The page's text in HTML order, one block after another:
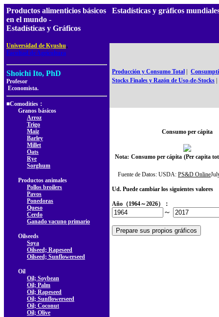
Productos alimenticios básicos
en el mundo -
Estadísticas y Gráficos
Universidad de Kyushu,
Facultad de Agricultura
Shoichi Ito, PhD
Profesor
Economista.
■Comodities：
Granos básicos
Arroz
Trigo
Maíz
Barley
Millet
Oats
Rye
Sorghum
Productos animales
Pollos broilers
Pavos
Ponedoras
Queso
Cerdo
Ganado vacuno primario
Oilseeds
Soya
Oilseed; Rapeseed
Oilseed; Sunflowerseed
Oil
Oil; Soybean
Oil; Palm
Oil; Rapeseed
Oil; Sunflowerseed
Oil; Coconut
Oil; Olive
Estadísticas y gráficos
Producción y Consumo Total
Stocks Finales y Razón de Uso-de-Stocks
Consumo per cápita
Nota: Consumo per cápita (Per capita
Fuente de Datos: USDA: PS&D Online
Ud. Puede cambiar los siguientes valores
Año（1964～2026）：
～